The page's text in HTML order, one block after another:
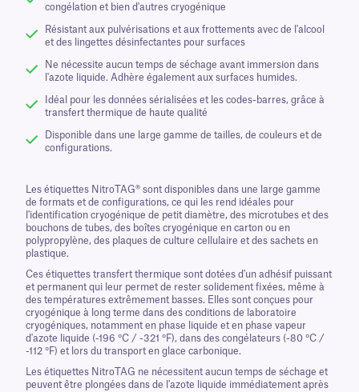
congélation et bien d'autres cryogénique
Résistant aux pulvérisations et aux frottements avec de l'alcool
et des lingettes désinfectantes pour surfaces
Ne nécessite aucun temps de séchage avant immersion dans
l'azote liquide. Adhère également aux surfaces humides.
Idéal pour les données sérialisées et les codes-barres, grâce à
transfert thermique de haute qualité
Disponible dans une large gamme de tailles, de couleurs et de
configurations.
Les étiquettes NitroTAG® sont disponibles dans une large gamme
de formats et de configurations, ce qui les rend idéales pour
l'identification cryogénique de petit diamètre, des microtubes et des
bouchons de tubes, des boîtes cryogénique en carton ou en
polypropylène, des plaques de culture cellulaire et des sachets en
plastique.
Ces étiquettes transfert thermique sont dotées d'un adhésif puissant
et permanent qui leur permet de rester solidement fixées, même à
des températures extrêmement basses. Elles sont conçues pour
cryogénique à long terme dans des conditions de laboratoire
cryogéniques, notamment en phase liquide et en phase vapeur
d'azote liquide (-196 °C / -321 °F), dans des congélateurs (-80 °C /
-112 °F) et lors du transport en glace carbonique.
Les étiquettes NitroTAG ne nécessitent aucun temps de séchage et
peuvent être plongées dans de l'azote liquide immédiatement après